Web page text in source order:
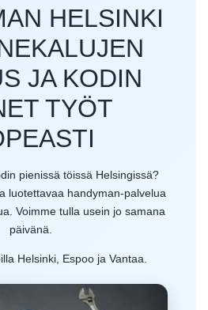
HELSINKI
JA KODIN
TYÖT
pienissä töissä Helsingissä?
luotettavaa handyman-palvelua
Voimme tulla usein jo samana
päivänä.
Helsinki, Espoo ja Vantaa.